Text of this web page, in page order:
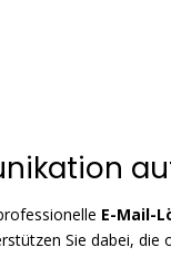
E-Mail-
Sie dabei,